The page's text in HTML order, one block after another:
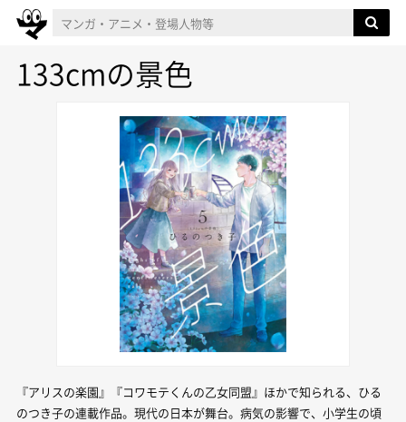
133cmの景色
『アリスの楽園』『コワモテくんの乙女同盟』ほかで知られる、ひる
のつき子の連載作品。現代の日本が舞台。病気の影響で、小学生の頃